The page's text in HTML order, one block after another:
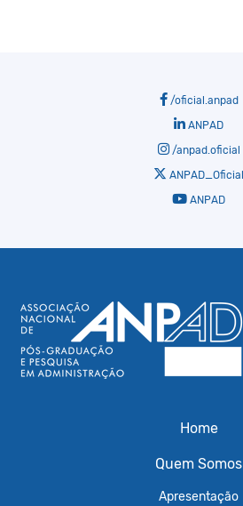
/oficial.anpad
ANPAD
/anpad.oficial
ANPAD_Oficial
ANPAD
Home
Quem Somos
Apresentação